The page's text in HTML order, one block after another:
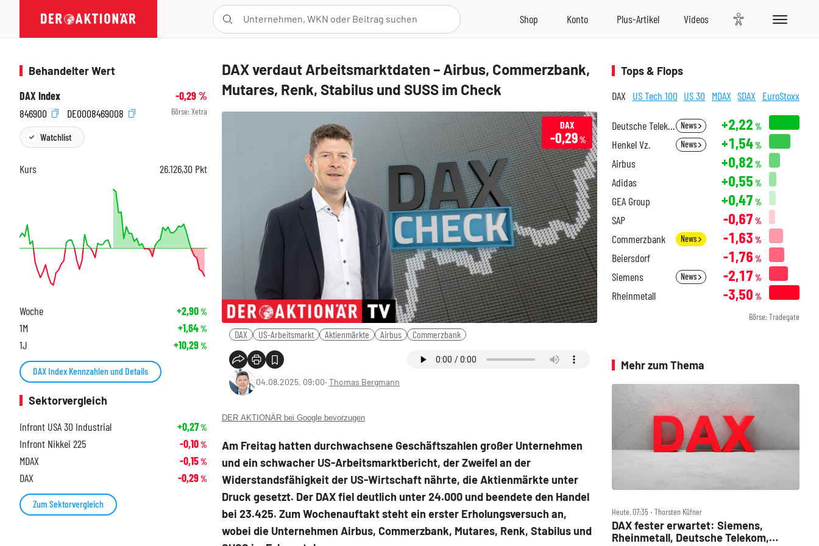
DAX verdaut Arbeitsmarktdaten – Airbus, Commerzbank,
Mutares, Renk, Stabilus und SUSS im Check
DAX
-0,29%
DAX US-Arbeitsmarkt Aktienmärkte Airbus Commerzbank
04.08.2025, 09:00‧ Thomas Bergmann
DER AKTIONÄR bei Google bevorzugen
Am Freitag hatten durchwachsene Geschäftszahlen großer Unternehmen
und ein schwacher US-Arbeitsmarktbericht, der Zweifel an der
Widerstandsfähigkeit der US-Wirtschaft nährte, die Aktienmärkte unter
Druck gesetzt. Der DAX fiel deutlich unter 24.000 und beendete den Handel
bei 23.425. Zum Wochenauftakt steht ein erster Erholungsversuch an,
wobei die Unternehmen Airbus, Commerzbank, Mutares, Renk, Stabilus und
Behandelter Wert
DAX Index
-0,29%
846900
DE0008469008 Börse: Xetra
Watchlist
Kurs 26.126,30 Pkt
Woche +2,90%
1M +1,64%
1J +10,29%
DAX Index Kennzahlen und Details
Sektorvergleich
Infront USA 30 Industrial
+0,27%
Infront Nikkei 225 -0,10%
MDAX -0,15%
DAX -0,29%
Zum Sektorvergleich
Tops & Flops
DAX US Tech 100 US 30 MDAX SDAX EuroStoxx
Deutsche Telekom News +2,22 %
Henkel Vz. News +1,54%
Airbus +0,82 %
Adidas +0,55 %
GEA Group +0,47 %
SAP -0,67 %
Commerzbank News -1,63 %
Beiersdorf -1,76 %
Siemens News -2,17 %
Rheinmetall -3,50 %
Börse: Tradegate
Mehr zum Thema
Heute, 07:35 ‧ Thorsten Küfner
DAX fester erwartet: Siemens,
Rheinmetall, Deutsche Telekom,